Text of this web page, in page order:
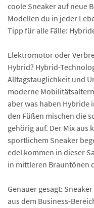
coole Sneaker auf neue
Modellen du in jeder
Tipp für alle Fälle:
Elektromotor oder
Hybrid? Hybrid-
Alltagstauglichkeit und
moderne
aber was haben Hybride
den Füßen mischen die
gehörig auf. Der Mix aus
sportlichem Sneaker
edel kommen in dieser
in mittleren Brauntönen
Genauer gesagt:
aus dem Business-